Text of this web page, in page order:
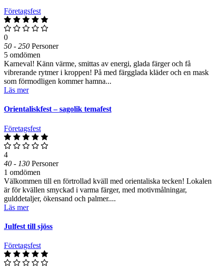
Företagsfest
0
50 - 250 Personer
5 omdömen
Karneval! Känn värme, smittas av energi, glada färger och få
vibrerande rytmer i kroppen! På med färgglada kläder och en mask
som förmodligen kommer hamna...
Läs mer
Orientaliskfest – sagolik temafest
Företagsfest
4
40 - 130 Personer
1 omdömen
Välkommen till en förtrollad kväll med orientaliska tecken! Lokalen
är för kvällen smyckad i varma färger, med motivmålningar,
gulddetaljer, ökensand och palmer....
Läs mer
Julfest till sjöss
Företagsfest